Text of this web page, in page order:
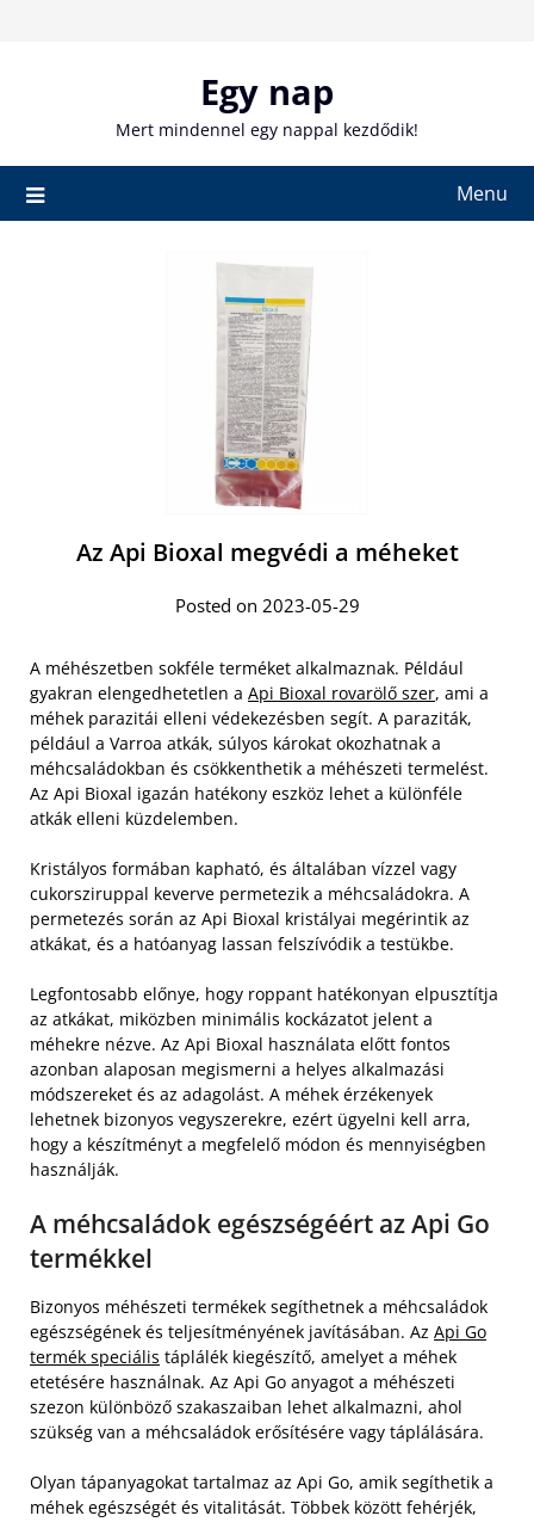
Egy nap
Mert mindennel egy nappal kezdődik!
Menu
Az Api Bioxal megvédi a méheket
Posted on 2023-05-29
A méhészetben sokféle terméket alkalmaznak. Például
gyakran elengedhetetlen a Api Bioxal rovarölő szer, ami a
méhek parazitái elleni védekezésben segít. A paraziták,
például a Varroa atkák, súlyos károkat okozhatnak a
méhcsaládokban és csökkenthetik a méhészeti termelést.
Az Api Bioxal igazán hatékony eszköz lehet a különféle
atkák elleni küzdelemben.
Kristályos formában kapható, és általában vízzel vagy
cukorsziruppal keverve permetezik a méhcsaládokra. A
permetezés során az Api Bioxal kristályai megérintik az
atkákat, és a hatóanyag lassan felszívódik a testükbe.
Legfontosabb előnye, hogy roppant hatékonyan elpusztítja
az atkákat, miközben minimális kockázatot jelent a
méhekre nézve. Az Api Bioxal használata előtt fontos
azonban alaposan megismerni a helyes alkalmazási
módszereket és az adagolást. A méhek érzékenyek
lehetnek bizonyos vegyszerekre, ezért ügyelni kell arra,
hogy a készítményt a megfelelő módon és mennyiségben
használják.
A méhcsaládok egészségéért az Api Go
termékkel
Bizonyos méhészeti termékek segíthetnek a méhcsaládok
egészségének és teljesítményének javításában. Az Api Go
termék speciális táplálék kiegészítő, amelyet a méhek
etetésére használnak. Az Api Go anyagot a méhészeti
szezon különböző szakaszaiban lehet alkalmazni, ahol
szükség van a méhcsaládok erősítésére vagy táplálására.
Olyan tápanyagokat tartalmaz az Api Go, amik segíthetik a
méhek egészségét és vitalitását. Többek között fehérjék,